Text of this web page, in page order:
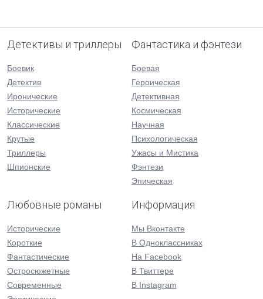
Детективы и триллеры
Боевик
Детектив
Иронические
Исторические
Классические
Крутые
Триллеры
Шпионские
Фантастика и фэнтези
Боевая
Героическая
Детективная
Космическая
Научная
Психологическая
Ужасы и Мистика
Фэнтези
Эпическая
Любовные романы
Исторические
Короткие
Фантастические
Остросюжетные
Современные
Информация
Мы Вконтакте
В Одноклассниках
На Facebook
В Твиттере
В Instagram